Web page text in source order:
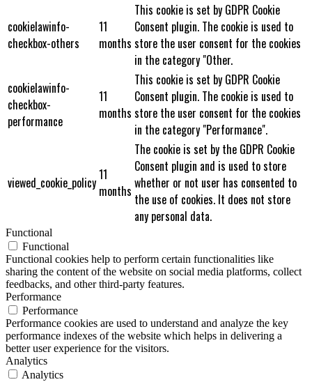
cookielawinfo-
checkbox-others
11
months
This cookie is set by GDPR Cookie
Consent plugin. The cookie is used to
store the user consent for the cookies
in the category "Other.
cookielawinfo-
checkbox-
performance
11
months
This cookie is set by GDPR Cookie
Consent plugin. The cookie is used to
store the user consent for the cookies
in the category "Performance".
viewed_cookie_policy11
months
The cookie is set by the GDPR Cookie
Consent plugin and is used to store
whether or not user has consented to
the use of cookies. It does not store
any personal data.
Functional
Functional
Functional cookies help to perform certain functionalities like
sharing the content of the website on social media platforms, collect
feedbacks, and other third-party features.
Performance
Performance
Performance cookies are used to understand and analyze the key
performance indexes of the website which helps in delivering a
better user experience for the visitors.
Analytics
Analytics